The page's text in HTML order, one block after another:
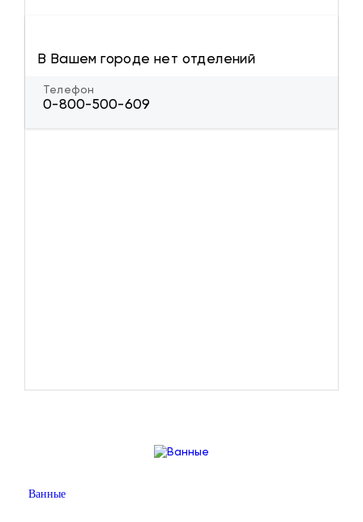
В Вашем городе нет отделений
Телефон
0-800-500-609
Ванные